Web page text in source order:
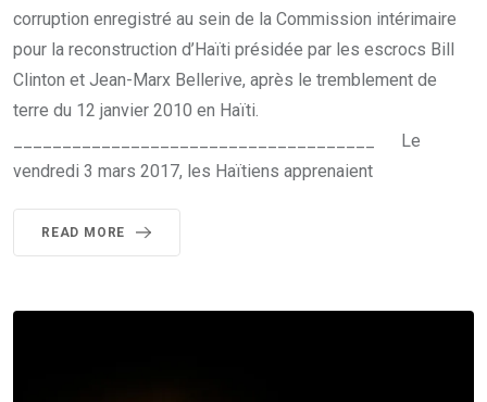
corruption enregistré au sein de la Commission intérimaire
pour la reconstruction d’Haïti présidée par les escrocs Bill
Clinton et Jean-Marx Bellerive, après le tremblement de
terre du 12 janvier 2010 en Haïti.
_____________________________________ Le
vendredi 3 mars 2017, les Haïtiens apprenaient
READ MORE